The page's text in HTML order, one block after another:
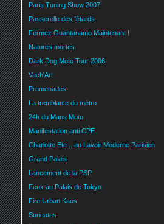
Paris Tuning Show 2007
Passerelle des fêtards
Fermez Guantanamo Maintenant !
Natures mortes
Dark Dog Moto Tour 2006
Vach'Art
Promenades
La tremblante du métro
24h du Mans Moto
Manifestation anti CPE
Charlotte Etc... au Lavoir Moderne Parisien
Grand Palais
Lancement de la PSP
Feux au Palais de Tokyo
Fire Urban Kaos
Suricates